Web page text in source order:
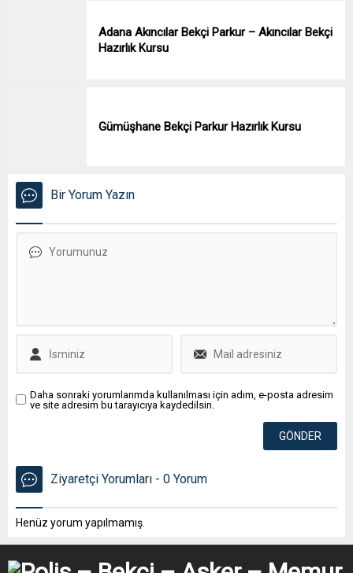
Adana Akıncılar Bekçi Parkur – Akıncılar Bekçi
Hazırlık Kursu
Gümüşhane Bekçi Parkur Hazırlık Kursu
Bir Yorum Yazın
Daha sonraki yorumlarımda kullanılması için adım, e-posta adresim
ve site adresim bu tarayıcıya kaydedilsin.
Ziyaretçi Yorumları - 0 Yorum
Henüz yorum yapılmamış.